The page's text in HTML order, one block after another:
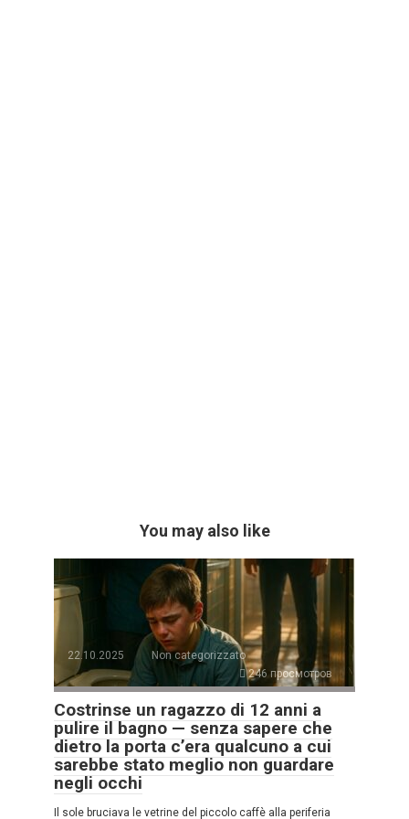
You may also like
22.10.2025
Non categorizzato
246 просмотров
Costrinse un ragazzo di 12 anni a
pulire il bagno — senza sapere che
dietro la porta c’era qualcuno a cui
sarebbe stato meglio non guardare
negli occhi
Il sole bruciava le vetrine del piccolo caffè alla periferia